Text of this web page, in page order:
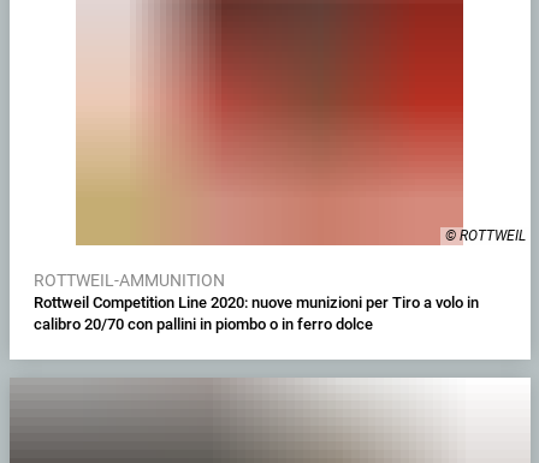
© ROTTWEIL
ROTTWEIL-AMMUNITION
Rottweil Competition Line 2020: nuove munizioni per Tiro a volo in
calibro 20/70 con pallini in piombo o in ferro dolce